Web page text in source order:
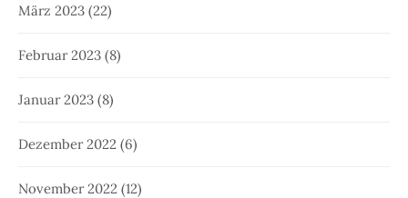
März 2023 (22)
Februar 2023 (8)
Januar 2023 (8)
Dezember 2022 (6)
November 2022 (12)